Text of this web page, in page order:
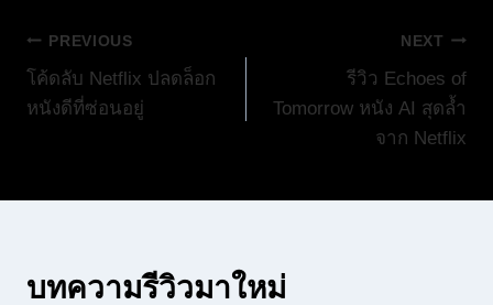
แนะแนว
เรื่อง
PREVIOUS
โค้ดลับ Netflix ปลดล็อก
หนังดีที่ซ่อนอยู่
NEXT
รีวิว Echoes of
Tomorrow หนัง AI สุดล้ำ
จาก Netflix
บทความรีวิวมาใหม่